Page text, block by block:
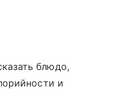
блюдо,
и